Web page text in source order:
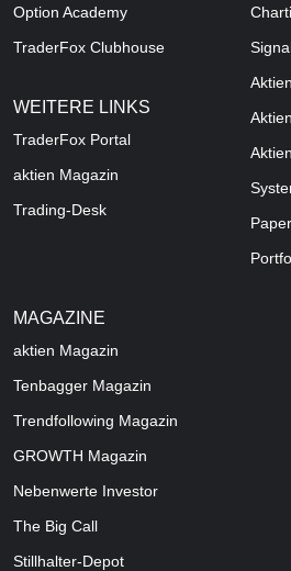
Option Academy
TraderFox Clubhouse
WEITERE LINKS
TraderFox Portal
aktien Magazin
Trading-Desk
MAGAZINE
aktien Magazin
Tenbagger Magazin
Trendfollowing Magazin
GROWTH Magazin
Nebenwerte Investor
The Big Call
Stillhalter-Depot